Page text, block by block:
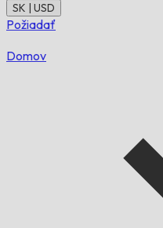
SK | USD
Požiadať
Domov